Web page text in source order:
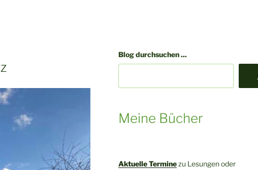
Blog durchsuchen ...
Meine Bücher
Aktuelle Terminezu Lesungen oder